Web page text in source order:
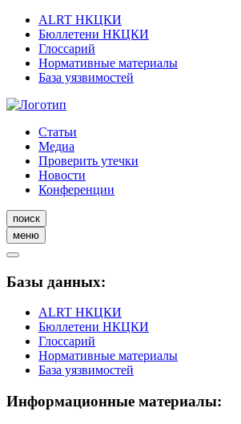
ALRT НКЦКИ
Бюллетени НКЦКИ
Глоссарий
Нормативные материалы
База уязвимостей
Статьи
Медиа
Проверить утечки
Новости
Конференции
поиск
меню
Базы данных:
ALRT НКЦКИ
Бюллетени НКЦКИ
Глоссарий
Нормативные материалы
База уязвимостей
Информационные материалы: